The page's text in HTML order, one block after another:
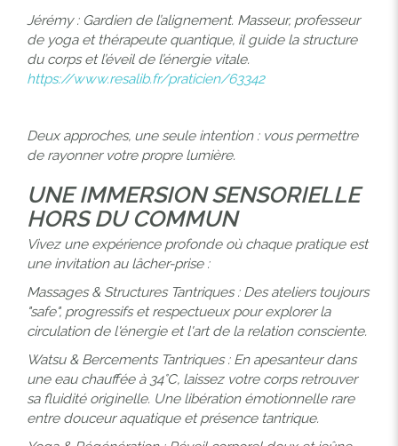
Jérémy : Gardien de l’alignement. Masseur, professeur
de yoga et thérapeute quantique, il guide la structure
du corps et l’éveil de l’énergie vitale.
https://www.resalib.fr/praticien/63342
Deux approches, une seule intention : vous permettre
de rayonner votre propre lumière.
UNE IMMERSION SENSORIELLE
HORS DU COMMUN
Vivez une expérience profonde où chaque pratique est
une invitation au lâcher-prise :
Massages & Structures Tantriques : Des ateliers toujours
"safe", progressifs et respectueux pour explorer la
circulation de l'énergie et l'art de la relation consciente.
Watsu & Bercements Tantriques : En apesanteur dans
une eau chauffée à 34°C, laissez votre corps retrouver
sa fluidité originelle. Une libération émotionnelle rare
entre douceur aquatique et présence tantrique.